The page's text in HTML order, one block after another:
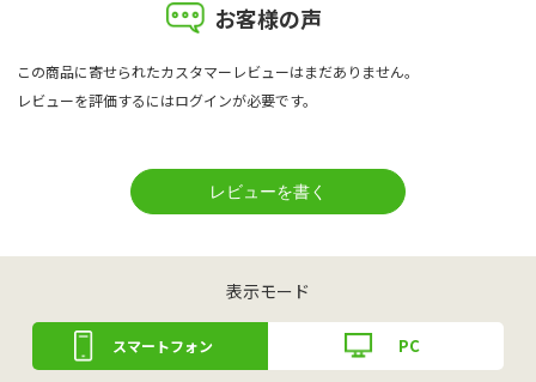
お客様の声
この商品に寄せられたカスタマーレビューはまだありません。
レビューを評価するにはログインが必要です。
表示モード
スマートフォン PC